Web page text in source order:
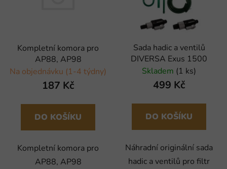
Kompletní komora pro
AP88, AP98
Na objednávku (1-4 týdny)
187 Kč
DO KOŠÍKU
Kompletní komora pro
AP88, AP98
Sada hadic a ventilů
DIVERSA Exus 1500
Skladem (1 ks)
499 Kč
DO KOŠÍKU
Náhradní originální sada
hadic a ventilů pro filtr